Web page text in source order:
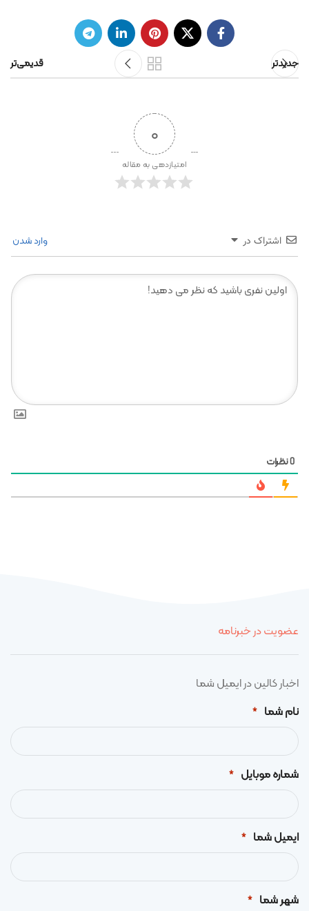
جدیدتر قدیمی‌تر
0
امتیازدهی به مقاله
اشتراک در وارد شدن
0نظرات
عضویت در خبرنامه
اخبار کالین در ایمیل شما
نام شما
*
شماره موبایل *
ایمیل شما *
شهر شما *